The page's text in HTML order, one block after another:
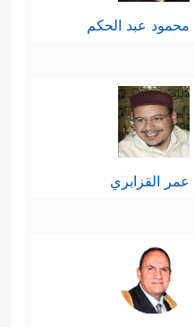
محمود عبد الحكم
عمر القزابري